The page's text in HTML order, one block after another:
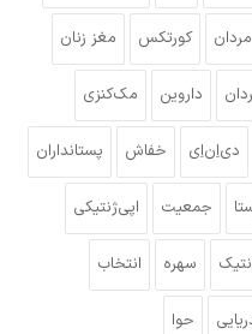
مردان کورتکس مغز زنان
داروین مک‌کنزی
دی‌اِن‌اِی خفاش پستانداران
جمعیت اپی‌ژنتیکی
سهره انتخاب
حوا